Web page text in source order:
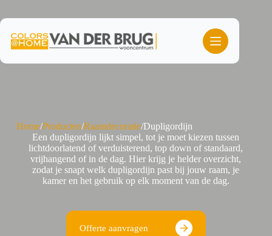
de
inhoud
Home/Producten/Raamdecoratie/Dupligordijn
Een dupligordijn lijkt simpel, tot je moet kiezen tussen
lichtdoorlatend of verduisterend, top down of standaard,
vrijhangend of in de dag. Hier krijg je helder overzicht,
zodat je snapt welk dupligordijn past bij jouw raam, je
kamer en het gebruik op elk moment van de dag.
Offerte aanvragen